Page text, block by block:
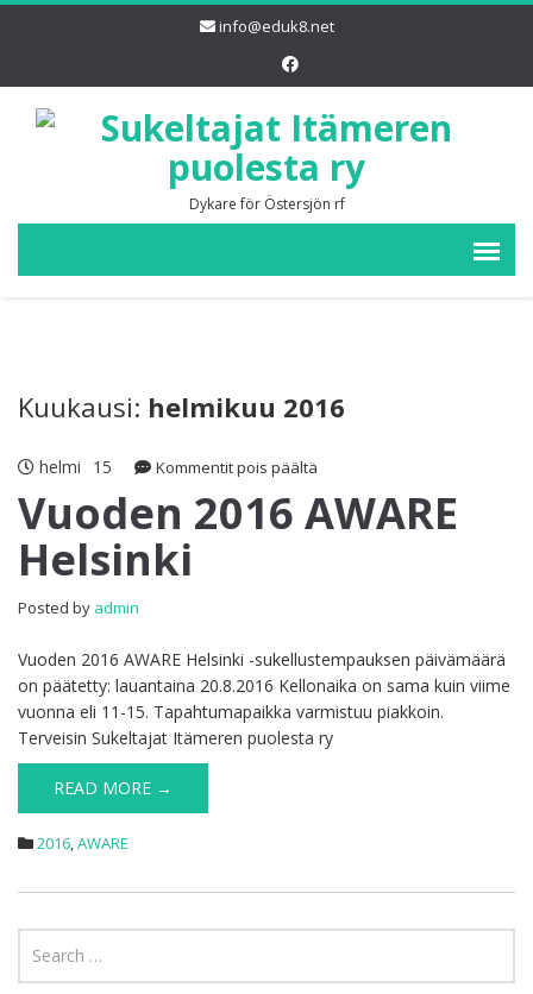
info@eduk8.net
Dykare för Östersjön rf
Kuukausi: helmikuu 2016
helmi 15 Kommentit pois päältä
2016
Vuoden 2016 AWARE
Helsinki
Posted by admin
Vuoden 2016 AWARE Helsinki -sukellustempauksen päivämäärä
on päätetty: lauantaina 20.8.2016 Kellonaika on sama kuin viime
vuonna eli 11-15. Tapahtumapaikka varmistuu piakkoin.
Terveisin Sukeltajat Itämeren puolesta ry
READ MORE →
2016,AWARE